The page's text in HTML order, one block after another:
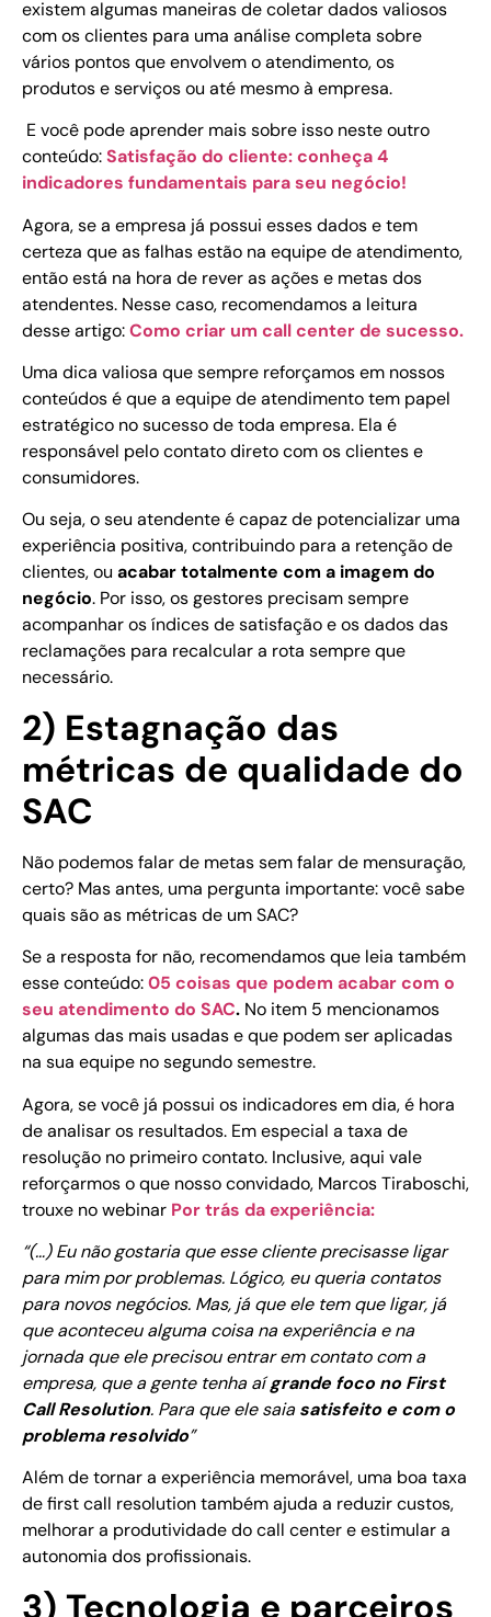
existem algumas maneiras de coletar dados valiosos
com os clientes para uma análise completa sobre
vários pontos que envolvem o atendimento, os
produtos e serviços ou até mesmo à empresa.
E você pode aprender mais sobre isso neste outro
conteúdo:Satisfação do cliente: conheça 4
indicadores fundamentais para seu negócio!
Agora, se a empresa já possui esses dados e tem
certeza que as falhas estão na equipe de atendimento,
então está na hora de rever as ações e metas dos
atendentes. Nesse caso, recomendamos a leitura
desse artigo:Como criar um call center de sucesso.
Uma dica valiosa que sempre reforçamos em nossos
conteúdos é que a equipe de atendimento tem papel
estratégico no sucesso de toda empresa. Ela é
responsável pelo contato direto com os clientes e
consumidores.
Ou seja, o seu atendente é capaz de potencializar uma
experiência positiva, contribuindo para a retenção de
clientes, ou acabar totalmente com a imagem do
negócio. Por isso, os gestores precisam sempre
acompanhar os índices de satisfação e os dados das
reclamações para recalcular a rota sempre que
necessário.
2) Estagnação das
métricas de qualidade do
SAC
Não podemos falar de metas sem falar de mensuração,
certo? Mas antes, uma pergunta importante: você sabe
quais são as métricas de um SAC?
Se a resposta for não, recomendamos que leia também
esse conteúdo:05 coisas que podem acabar com o
seu atendimento do SAC. No item 5 mencionamos
algumas das mais usadas e que podem ser aplicadas
na sua equipe no segundo semestre.
Agora, se você já possui os indicadores em dia, é hora
de analisar os resultados. Em especial a taxa de
resolução no primeiro contato. Inclusive, aqui vale
reforçarmos o que nosso convidado, Marcos Tiraboschi,
trouxe no webinar Por trás da experiência:
“(…) Eu não gostaria que esse cliente precisasse ligar
para mim por problemas. Lógico, eu queria contatos
para novos negócios. Mas, já que ele tem que ligar, já
que aconteceu alguma coisa na experiência e na
jornada que ele precisou entrar em contato com a
empresa, que a gente tenha aígrande foco no First
Call Resolution. Para que ele saia satisfeito e com o
problema resolvido”
Além de tornar a experiência memorável, uma boa taxa
de first call resolution também ajuda a reduzir custos,
melhorar a produtividade do call center e estimular a
autonomia dos profissionais.
3) Tecnologia e parceiros